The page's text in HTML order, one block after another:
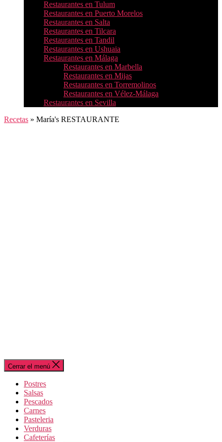
Restaurantes en Tulum
Restaurantes en Puerto Morelos
Restaurantes en Salta
Restaurantes en Tilcara
Restaurantes en Tandil
Restaurantes en Ushuaia
Restaurantes en Málaga
Restaurantes en Marbella
Restaurantes en Mijas
Restaurantes en Torremolinos
Restaurantes en Vélez-Málaga
Restaurantes en Sevilla
Recetas » María's RESTAURANTE
Cerrar el menú
Postres
Salsas
Pescados
Carnes
Pasteleria
Verduras
Cafeterías